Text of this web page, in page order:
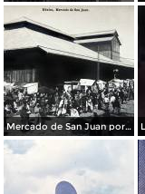
Mercado de San Juan por el fotografo Felix Miret